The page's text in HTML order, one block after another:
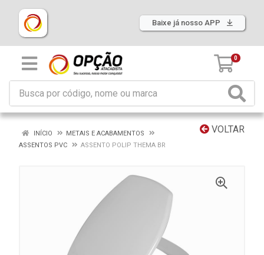
Baixe já nosso APP
0
VOLTAR
INÍCIO
METAIS E ACABAMENTOS
ASSENTOS PVC
ASSENTO POLIP THEMA BR